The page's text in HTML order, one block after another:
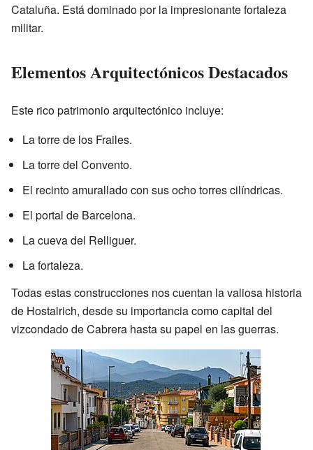
Cataluña. Está dominado por la impresionante fortaleza
militar.
Elementos Arquitectónicos Destacados
Este rico patrimonio arquitectónico incluye:
La torre de los Frailes.
La torre del Convento.
El recinto amurallado con sus ocho torres cilíndricas.
El portal de Barcelona.
La cueva del Relliguer.
La fortaleza.
Todas estas construcciones nos cuentan la valiosa historia
de Hostalrich, desde su importancia como capital del
vizcondado de Cabrera hasta su papel en las guerras.